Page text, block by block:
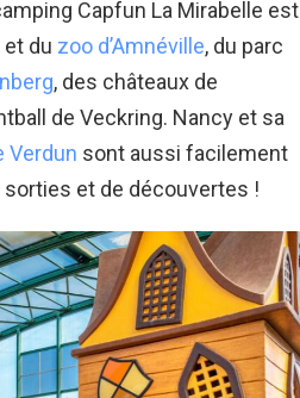
Capfun La Mirabelle est
du zoo d’Amnéville, du parc
, des châteaux de
de Veckring. Nancy et sa
Verdun sont aussi facilement
et de découvertes !